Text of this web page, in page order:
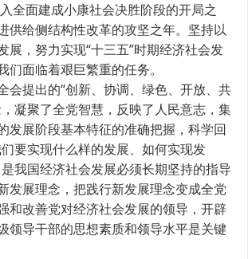
全面建成小康社会决胜阶段的开局之
供给侧结构性改革的攻坚之年。坚持以
展，努力实现“十三五”时期经济社会发
们面临着艰巨繁重的任务。
会提出的“创新、协调、绿色、开放、共
凝聚了全党智慧，反映了人民意志，集
发展阶段基本特征的准确把握，科学回
要实现什么样的发展、如何实现发
我国经济社会发展必须长期坚持的指导
发展理念，把践行新发展理念变成全党
和改善党对经济社会发展的领导，开辟
领导干部的思想素质和领导水平是关键